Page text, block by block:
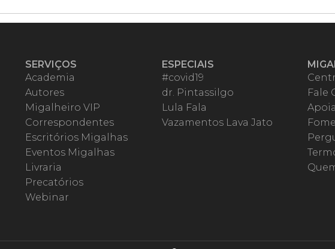
SERVIÇOS
Academia
Autores
Migalheiro VIP
Correspondentes
Escritórios Migalhas
Eventos Migalhas
Livraria
Precatórios
Webinar
ESPECIAIS
#covid19
dr. Pintassilgo
Lula Fala
Vazamentos Lava Jato
Fale